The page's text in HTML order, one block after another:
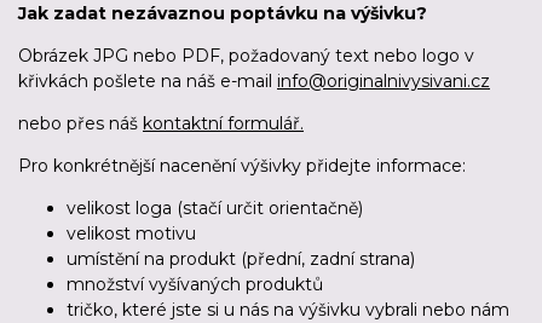
Jak zadat nezávaznou poptávku na výšivku?
Obrázek JPG nebo PDF, požadovaný text nebo logo v
křivkách pošlete na náš e-mail info@originalnivysivani.cz
nebo přes náš kontaktní formulář.
Pro konkrétnější nacenění výšivky přidejte informace:
velikost loga (stačí určit orientačně)
velikost motivu
umístění na produkt (přední, zadní strana)
množství vyšívaných produktů
tričko, které jste si u nás na výšivku vybrali nebo nám